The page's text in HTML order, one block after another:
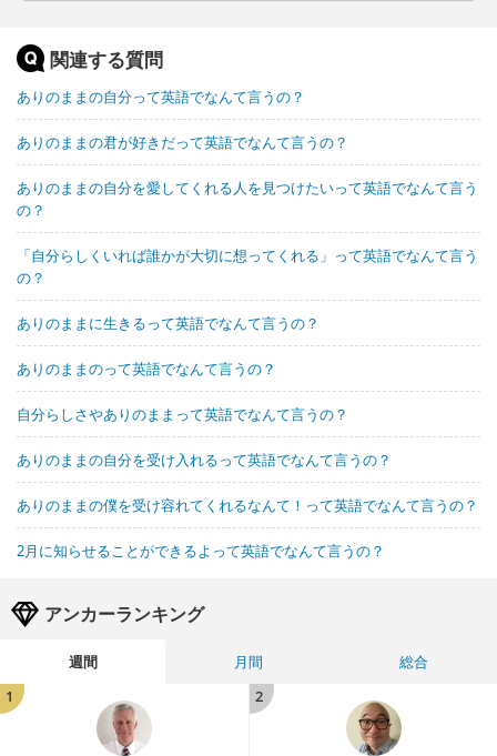
関連する質問
ありのままの自分って英語でなんて言うの？
ありのままの君が好きだって英語でなんて言うの？
ありのままの自分を愛してくれる人を見つけたいって英語でなんて言う
の？
「自分らしくいれば誰かが大切に想ってくれる」って英語でなんて言う
の？
ありのままに生きるって英語でなんて言うの？
ありのままのって英語でなんて言うの？
自分らしさやありのままって英語でなんて言うの？
ありのままの自分を受け入れるって英語でなんて言うの？
ありのままの僕を受け容れてくれるなんて！って英語でなんて言うの？
2月に知らせることができるよって英語でなんて言うの？
アンカーランキング
週間 月間
総合
1
2